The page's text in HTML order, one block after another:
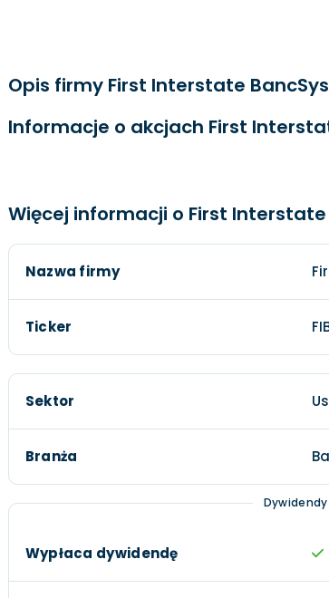
$1,96 -6.67
Opis firmy First Interstate
Informacje o akcjach First
Więcej informacji o First Interstate
Nazwa firmy
Ticker
Sektor
Branża
Dywidendy
Wypłaca dywidendę